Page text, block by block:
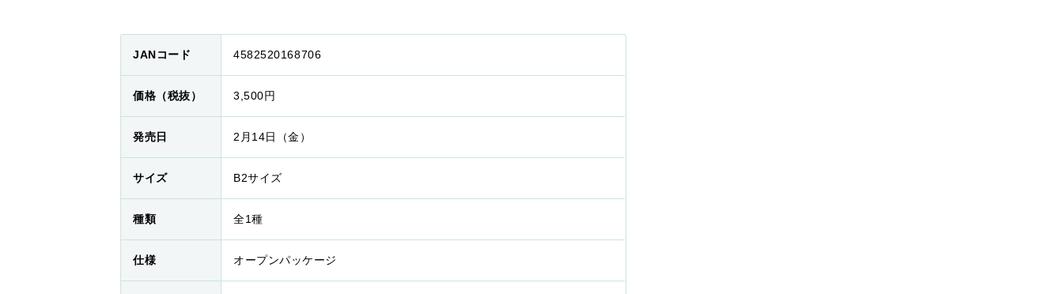
JANコード 4582520168706
価格（税抜） 3,500円
発売日 2月14日（金）
サイズ B2サイズ
種類 全1種
仕様 オープンパッケージ